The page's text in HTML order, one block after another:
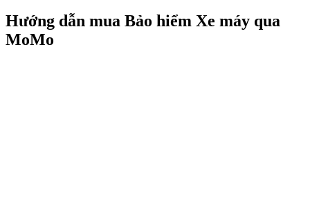
Hướng dẫn mua Bảo hiểm Xe máy qua
MoMo